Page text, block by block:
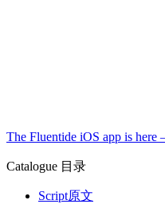
The Fluentide iOS app is
Catalogue 目录
Script原文